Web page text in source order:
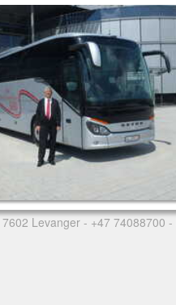
Levanger - +47 74088700 -